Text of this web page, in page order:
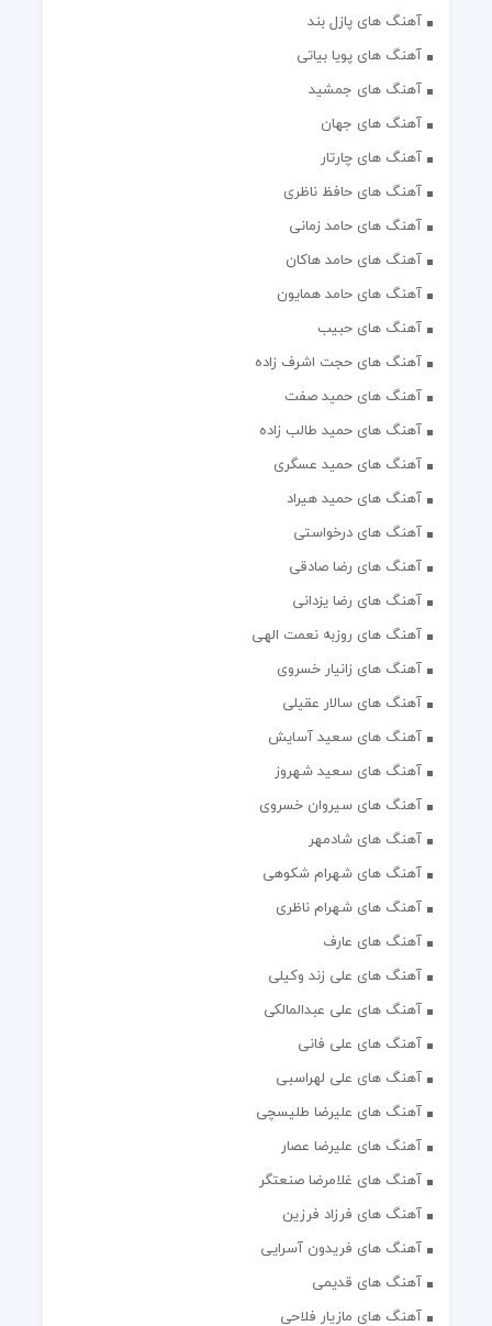
آهنگ های پازل بند
آهنگ های پویا بیاتی
آهنگ های جمشید
آهنگ های جهان
آهنگ های چارتار
آهنگ های حافظ ناظری
آهنگ های حامد زمانی
آهنگ های حامد هاکان
آهنگ های حامد همایون
آهنگ های حبیب
آهنگ های حجت اشرف زاده
آهنگ های حمید صفت
آهنگ های حمید طالب زاده
آهنگ های حمید عسگری
آهنگ های حمید هیراد
آهنگ های درخواستی
آهنگ های رضا صادقی
آهنگ های رضا یزدانی
آهنگ های روزبه نعمت الهی
آهنگ های زانیار خسروی
آهنگ های سالار عقیلی
آهنگ های سعید آسایش
آهنگ های سعید شهروز
آهنگ های سیروان خسروی
آهنگ های شادمهر
آهنگ های شهرام شکوهی
آهنگ های شهرام ناظری
آهنگ های عارف
آهنگ های علی زند وکیلی
آهنگ های علی عبدالمالکی
آهنگ های علی فانی
آهنگ های علی لهراسبی
آهنگ های علیرضا طلیسچی
آهنگ های علیرضا عصار
آهنگ های غلامرضا صنعتگر
آهنگ های فرزاد فرزین
آهنگ های فریدون آسرایی
آهنگ های قدیمی
آهنگ های مازیار فلاحی